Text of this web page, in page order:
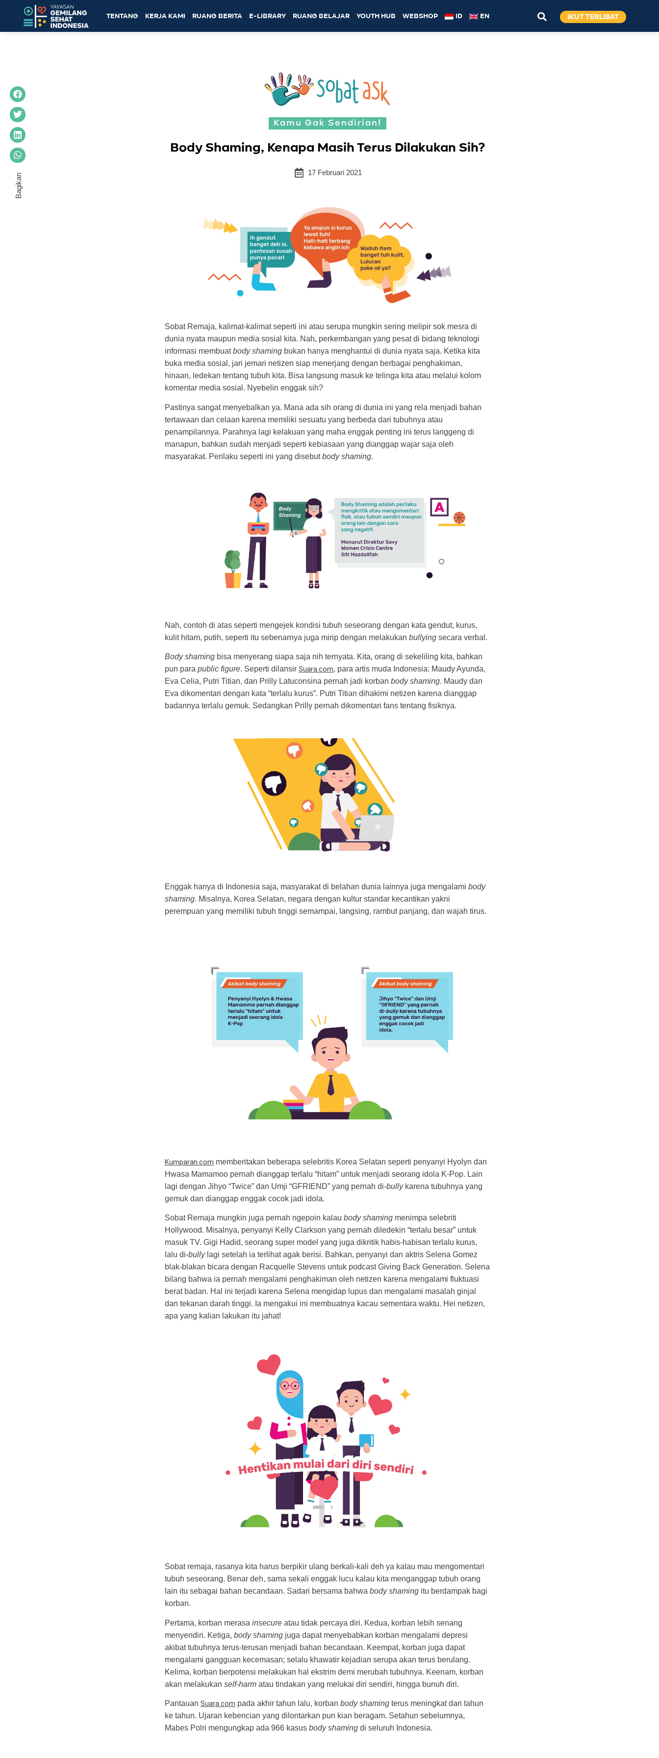
TENTANG KERJA KAMI RUANG BERITA E-LIBRARY RUANG BELAJAR YOUTH HUB WEBSHOP ID EN IKUT TERLIBAT
Kamu Gak Sendirian!
Body Shaming, Kenapa Masih Terus Dilakukan Sih?
17 Februari 2021
Sobat Remaja, kalimat-kalimat seperti ini atau serupa mungkin sering melipir sok mesra di
dunia nyata maupun media sosial kita. Nah, perkembangan yang pesat di bidang teknologi
informasi membuatbody shaming bukan hanya menghantui di dunia nyata saja. Ketika kita
buka media sosial, jari jemari netizen siap menerjang dengan berbagai penghakiman,
hinaan, ledekan tentang tubuh kita. Bisa langsung masuk ke telinga kita atau melalui kolom
komentar media sosial. Nyebelin enggak sih?
Pastinya sangat menyebalkan ya. Mana ada sih orang di dunia ini yang rela menjadi bahan
tertawaan dan celaan karena memiliki sesuatu yang berbeda dari tubuhnya atau
penampilannya. Parahnya lagi kelakuan yang maha enggak penting ini terus langgeng di
manapun, bahkan sudah menjadi seperti kebiasaan yang dianggap wajar saja oleh
masyarakat. Perilaku seperti ini yang disebutbody shaming.
Nah, contoh di atas seperti mengejek kondisi tubuh seseorang dengan kata gendut, kurus,
kulit hitam, putih, seperti itu sebenarnya juga mirip dengan melakukan bullying secara verbal.
Body shaming bisa menyerang siapa saja nih ternyata. Kita, orang di sekeliling kita, bahkan
pun para public figure. Seperti dilansir Suara.com, para artis muda Indonesia: Maudy Ayunda,
Eva Celia, Putri Titian, dan Prilly Latuconsina pernah jadi korban body shaming. Maudy dan
Eva dikomentari dengan kata “terlalu kurus”. Putri Titian dihakimi netizen karena dianggap
badannya terlalu gemuk. Sedangkan Prilly pernah dikomentari fans tentang fisiknya.
Enggak hanya di Indonesia saja, masyarakat di belahan dunia lainnya juga mengalami body
shaming. Misalnya, Korea Selatan, negara dengan kultur standar kecantikan yakni
perempuan yang memiliki tubuh tinggi semampai, langsing, rambut panjang, dan wajah tirus.
Kumparan.com memberitakan beberapa selebritis Korea Selatan seperti penyanyi Hyolyn dan
Hwasa Mamamoo pernah dianggap terlalu “hitam” untuk menjadi seorang idola K-Pop. Lain
lagi dengan Jihyo “Twice” dan Umji “GFRIEND” yang pernah di-bullykarena tubuhnya yang
gemuk dan dianggap enggak cocok jadi idola.
Sobat Remaja mungkin juga pernah ngepoin kalau body shaming menimpa selebriti
Hollywood. Misalnya, penyanyi Kelly Clarkson yang pernah diledekin “terlalu besar” untuk
masuk TV. Gigi Hadid, seorang super model yang juga dikritik habis-habisan terlalu kurus,
lalu di-bullylagi setelah ia terlihat agak berisi. Bahkan, penyanyi dan aktris Selena Gomez
blak-blakan bicara dengan Racquelle Stevens untuk podcast Giving Back Generation. Selena
bilang bahwa ia pernah mengalami penghakiman oleh netizen karena mengalami fluktuasi
berat badan. Hal ini terjadi karena Selena mengidap lupus dan mengalami masalah ginjal
dan tekanan darah tinggi. Ia mengakui ini membuatnya kacau sementara waktu. Hei netizen,
apa yang kalian lakukan itu jahat!
Sobat remaja, rasanya kita harus berpikir ulang berkali-kali deh ya kalau mau mengomentari
tubuh seseorang. Benar deh, sama sekali enggak lucu kalau kita menganggap tubuh orang
lain itu sebagai bahan becandaan. Sadari bersama bahwa body shaming itu berdampak bagi
korban.
Pertama, korban merasa insecure atau tidak percaya diri. Kedua, korban lebih senang
menyendiri. Ketiga, body shaming juga dapat menyebabkan korban mengalami depresi
akibat tubuhnya terus-terusan menjadi bahan becandaan. Keempat, korban juga dapat
mengalami gangguan kecemasan; selalu khawatir kejadian serupa akan terus berulang.
Kelima, korban berpotensi melakukan hal ekstrim demi merubah tubuhnya. Keenam, korban
akan melakukan self-harm atau tindakan yang melukai diri sendiri, hingga bunuh diri.
Pantauan Suara.com pada akhir tahun lalu, korban body shaming terus meningkat dari tahun
ke tahun. Ujaran kebencian yang dilontarkan pun kian beragam. Setahun sebelumnya,
Mabes Polri mengungkap ada 966 kasus body shaming di seluruh Indonesia.